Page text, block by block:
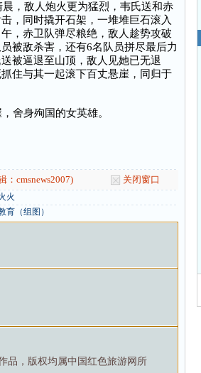
，敌人炮火更为猛烈，韦氏送和赤
，同时撬开石架，一堆堆巨石滚入
，赤卫队弹尽粮绝，敌人趁势攻破
被敌杀害，还有6名队员拼尽最后力
被逼退至山顶，敌人见她已无退
住与其一起滚下百丈悬崖，同归于
舍身殉国的女英雄。
：cmsnews2007) 关闭窗口
火
（组图）
品，版权均属中国红色旅游网所